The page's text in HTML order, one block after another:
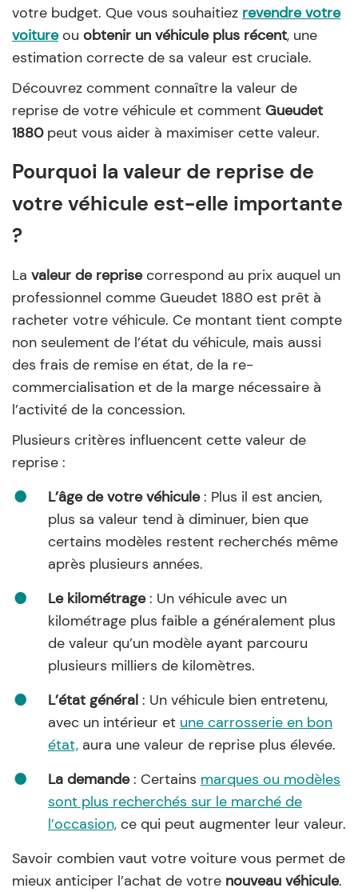
votre budget. Que vous souhaitiez revendre votre
voitureou obtenir un véhicule plus récent, une
estimation correcte de sa valeur est cruciale.
Découvrez comment connaître la valeur de
reprise de votre véhicule et comment Gueudet
1880peut vous aider à maximiser cette valeur.
Pourquoi la valeur de reprise de
votre véhicule est-elle importante
?
La valeur de reprisecorrespond au prix auquel un
professionnel comme Gueudet 1880 est prêt à
racheter votre véhicule. Ce montant tient compte
non seulement de l’état du véhicule, mais aussi
des frais de remise en état, de la re-
commercialisation et de la marge nécessaire à
l’activité de la concession.
Plusieurs critères influencent cette valeur de
reprise :
L’âge de votre véhicule: Plus il est ancien,
plus sa valeur tend à diminuer, bien que
certains modèles restent recherchés même
après plusieurs années.
Le kilométrage: Un véhicule avec un
kilométrage plus faible a généralement plus
de valeur qu’un modèle ayant parcouru
plusieurs milliers de kilomètres.
L’état général : Un véhicule bien entretenu,
avec un intérieur et une carrosserie en bon
état, aura une valeur de reprise plus élevée.
La demande: Certains marques ou modèles
sont plus recherchés sur le marché de
l’occasion, ce qui peut augmenter leur valeur.
Savoir combien vaut votre voiture vous permet de
mieux anticiper l’achat de votre nouveau véhicule.